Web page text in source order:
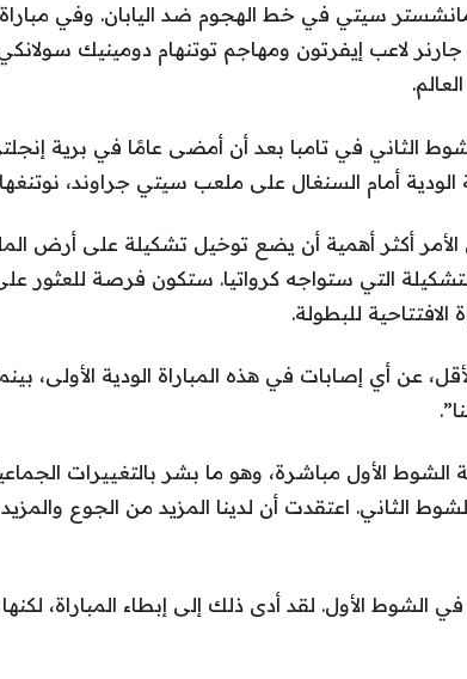
سيتي في خط الهجوم ضد اليابان. وفي
لاعب إيفرتون ومهاجم توتنهام دومينيك
الثاني في تامبا بعد أن أمضى عامًا في برية
أمام السنغال على ملعب سيتي جراوند،
الأمر أكثر أهمية أن يضع توخيل تشكيلة على أرض
التي ستواجه كرواتيا. ستكون فرصة للعثور على
للبطولة.
عن أي إصابات في هذه المباراة الودية الأولى،
الأول مباشرة، وهو ما بشر بالتغييرات
الثاني. اعتقدت أن لدينا المزيد من الجوع
الشوط الأول. لقد أدى ذلك إلى إبطاء المباراة،